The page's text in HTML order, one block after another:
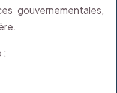
gouvernementales,
: